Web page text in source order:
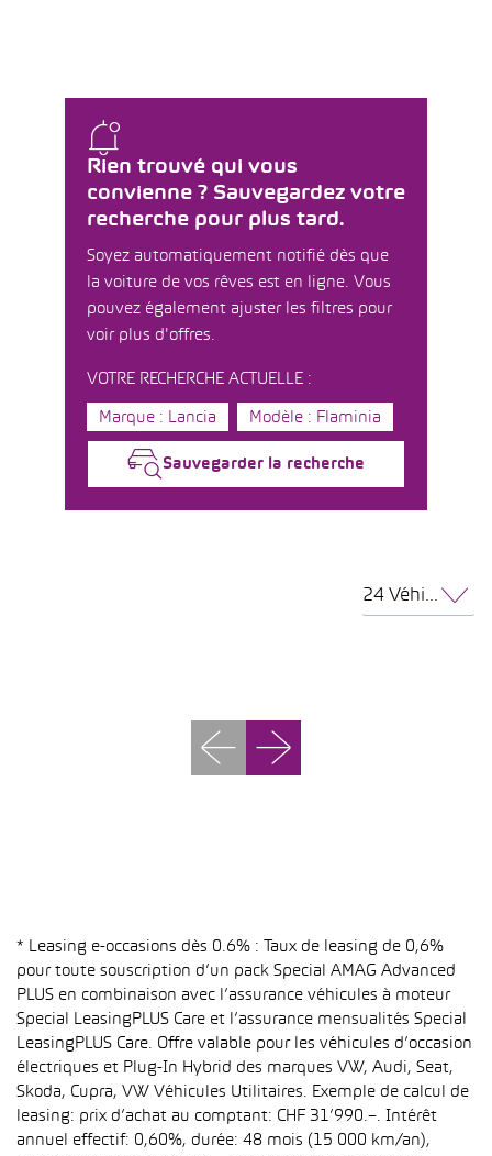
Rien trouvé qui vous
convienne ? Sauvegardez votre
recherche pour plus tard.
Soyez automatiquement notifié dès que
la voiture de vos rêves est en ligne. Vous
pouvez également ajuster les filtres pour
voir plus d'offres.
VOTRE RECHERCHE ACTUELLE :
Marque : Lancia Modèle : Flaminia
Sauvegarder la recherche
24 Véhicules par page
* Leasing e-occasions dès 0.6% : Taux de leasing de 0,6%
pour toute souscription d’un pack Special AMAG Advanced
PLUS en combinaison avec l’assurance véhicules à moteur
Special LeasingPLUS Care et l’assurance mensualités Special
LeasingPLUS Care. Offre valable pour les véhicules d’occasion
électriques et Plug-In Hybrid des marques VW, Audi, Seat,
Skoda, Cupra, VW Véhicules Utilitaires. Exemple de calcul de
leasing: prix d’achat au comptant: CHF 31’990.–. Intérêt
annuel effectif: 0,60%, durée: 48 mois (15 000 km/an),